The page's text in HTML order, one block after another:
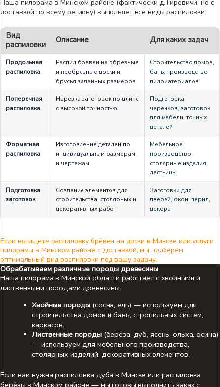
Наша пилорама в Минском районе (фактически д. Гиревичи, но с
доставкой по всему региону) выполняет все виды распиловки:
Вид
распиловки
Описание Для каких задач
Продольная
распиловка
Распил брёвен на обрезные
и необрезные доски и
брусья заданных размеров
Строительство домов,
бань, производство
пиломатериалов
Поперечная
распиловка
Нарезка заготовок по длине
с высокой точностью
Подготовка
черенков, заготовок
для мебели, точных
деталей
Форматная
распиловка
Изготовление деталей по
индивидуальным размерам
и чертежам
Мебельное
производство,
столярные изделия,
лестницы
Подготовка
заготовок
Создание элементов для
строительства, столярных и
декоративных работ
Заготовки для
дверей, окон, перил,
декора
Если вы ищете распиловку брёвен на доски в Минске или услуги
пилорамы в Минском районе с доставкой, мы подберём
оптимальный вид распиловки под вашу задачу.
Обрабатываем различные породы древесины
Наша пилорама в Минской области работает с хвойными и
лиственными породами древесины.
Хвойные породы(сосна, ель) — используем для
строительства домов и бань, стропильных систем,
каркасов.
Лиственные породы(берёза, дуб, ясень, ольха, осина)
— используем для мебельного производства,
столярных изделий, декоративных элементов.
Если вам нужна распиловка дуба в Минске или распиловка
берёзы в Минском районе — мы готовы выполнить заказ с